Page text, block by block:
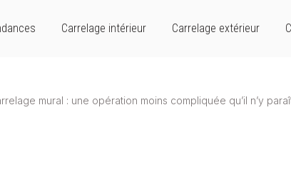
Carrelage intérieur Carrelage extérieur
mural : une opération moins compliquée qu’il n’y